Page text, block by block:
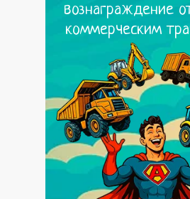
вознаграждение
коммерческим